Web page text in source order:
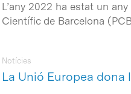
L’any 2022 ha estat un
Científic de Barcelona
La Unió Europea dona
Notícies